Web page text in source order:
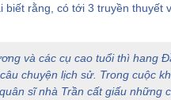
rằng, có tới 3 truyền thuyết
và các cụ cao tuổi thì hang
chuyện lịch sử. Trong cuộc
sĩ nhà Trần cất giấu những